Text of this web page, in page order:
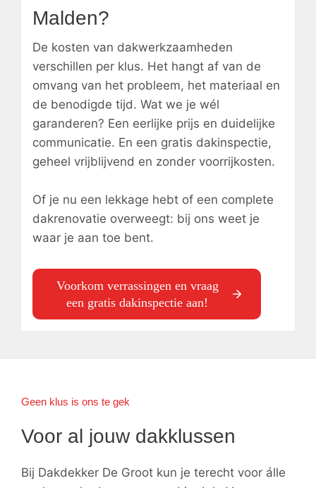
Malden?
De kosten van dakwerkzaamheden
verschillen per klus. Het hangt af van de
omvang van het probleem, het materiaal en
de benodigde tijd. Wat we je wél
garanderen? Een eerlijke prijs en duidelijke
communicatie. En een gratis dakinspectie,
geheel vrijblijvend en zonder voorrijkosten.
Of je nu een lekkage hebt of een complete
dakrenovatie overweegt: bij ons weet je
waar je aan toe bent.
Voorkom verrassingen en vraag
een gratis dakinspectie aan!
Geen klus is ons te gek
Voor al jouw dakklussen
Bij Dakdekker De Groot kun je terecht voor álle